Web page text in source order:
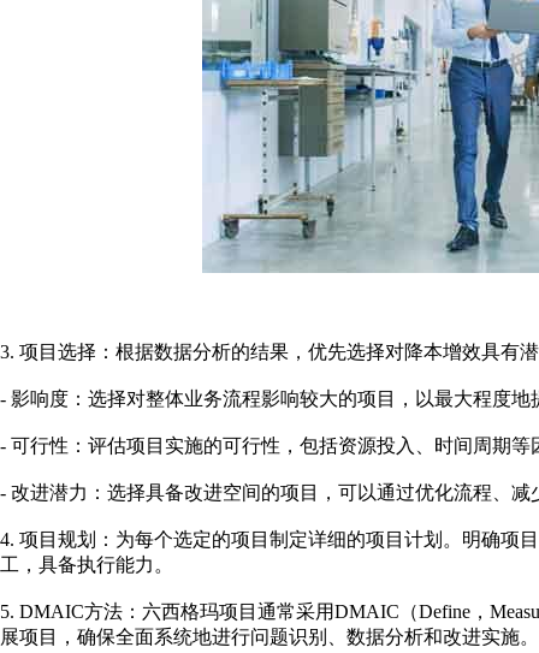
3. 项目选择：根据数据分析的结果，优先选择对降本增效具有
- 影响度：选择对整体业务流程影响较大的项目，以最大程度地
- 可行性：评估项目实施的可行性，包括资源投入、时间周期等
- 改进潜力：选择具备改进空间的项目，可以通过优化流程、
4. 项目规划：为每个选定的项目制定详细的项目计划。明确项
工，具备执行能力。
5. DMAIC方法：六西格玛项目通常采用DMAIC（Define，
展项目，确保全面系统地进行问题识别、数据分析和改进实施。